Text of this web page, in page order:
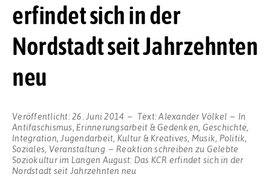
erfindet sich in der
Nordstadt seit Jahrzehnten
neu
Veröffentlicht:26. Juni 2014 Text:Alexander Völkel
In
Antifaschismus, Erinnerungsarbeit & Gedenken, Geschichte,
Integration, Jugendarbeit, Kultur & Kreatives, Musik, Politik,
Soziales, Veranstaltung Reaktion schreiben zu Gelebte
Soziokultur im Langen August: Das KCR erfindet sich in der
Nordstadt seit Jahrzehnten neu